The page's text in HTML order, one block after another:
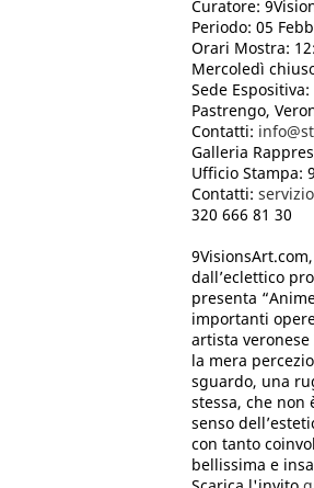
Curatore:
Periodo: 05
Orari Mostra:
Mercoledì
Sede
Pastrengo,
Contatti:
Galleria
Ufficio Stampa:
Contatti:
320 666 81 30
dall’eclettico
presenta
importanti
artista
la mera
sguardo, una
stessa, che
senso
con tanto
bellissima e